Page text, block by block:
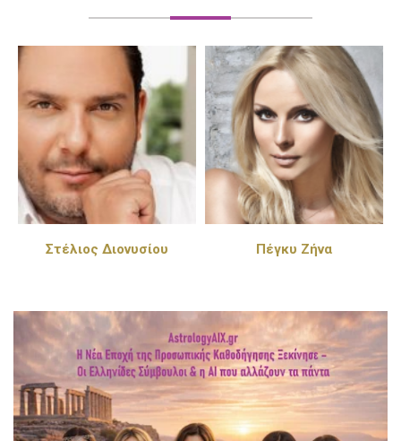
Στέλιος Διονυσίου Πέγκυ Ζήνα